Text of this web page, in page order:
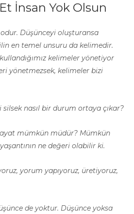
İnsan Yok Olsun
Düşünceyi oluşturansa
en temel unsuru da kelimedir.
kelimeler yönetiyor
yönetmezsek, kelimeler bizi
nasıl bir durum ortaya çıkar?
mümkün müdür? Mümkün
ne değeri olabilir ki.
yorum yapıyoruz, üretiyoruz,
de yoktur. Düşünce yoksa